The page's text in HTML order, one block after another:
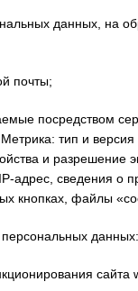
данных, на
почты;
посредством
тип и
и разрешение
адрес, сведения о
кнопках, файлы
данных:
сайта